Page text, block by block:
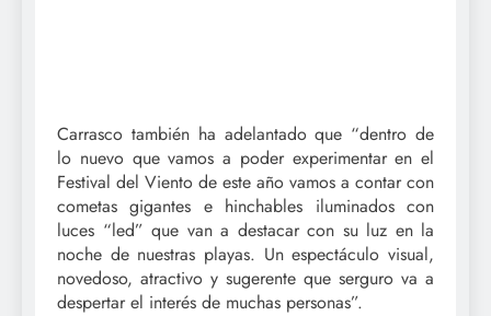
Carrasco también ha adelantado que “dentro de
lo nuevo que vamos a poder experimentar en el
Festival del Viento de este año vamos a contar con
cometas gigantes e hinchables iluminados con
luces “led” que van a destacar con su luz en la
noche de nuestras playas. Un espectáculo visual,
novedoso, atractivo y sugerente que serguro va a
despertar el interés de muchas personas”.